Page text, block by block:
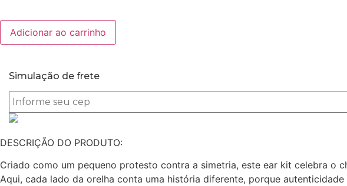
Ear
Kit
Florzinha
Adicionar ao carrinho
Simulação de frete
DESCRIÇÃO DO PRODUTO:
Criado como um pequeno protesto contra a simetria, este ear kit celebra o
Aqui, cada lado da orelha conta uma história diferente, porque